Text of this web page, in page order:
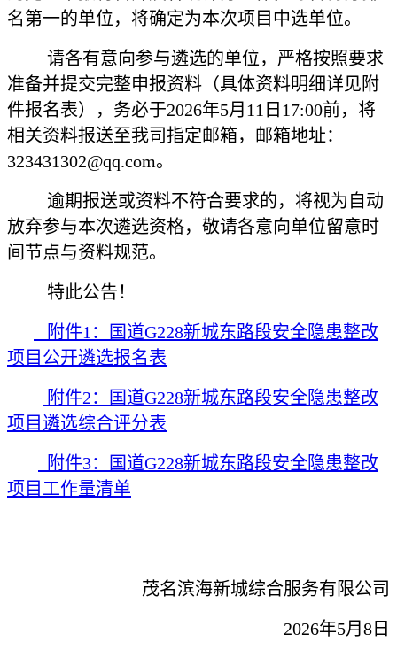
名第一的单位，将确定为本次项目中选单位。
请各有意向参与遴选的单位，严格按照要求
准备并提交完整申报资料（具体资料明细详见附
件报名表），务必于2026年5月11日17:00前，将
相关资料报送至我司指定邮箱，邮箱地址：
323431302@qq.com。
逾期报送或资料不符合要求的，将视为自动
放弃参与本次遴选资格，敬请各意向单位留意时
间节点与资料规范。
特此公告！
附件1：国道G228新城东路段安全隐患整改
项目公开遴选报名表
附件2：国道G228新城东路段安全隐患整改
项目遴选综合评分表
附件3：国道G228新城东路段安全隐患整改
项目工作量清单
茂名滨海新城综合服务有限公司
2026年5月8日